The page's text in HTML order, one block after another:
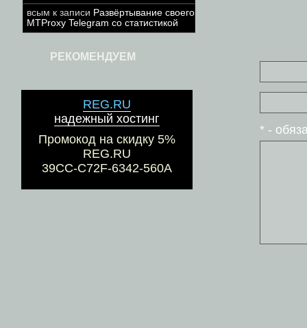
всым к записи Развёртывание своего
MTProxy Telegram со статистикой
РЕКОМЕНДУЕМ
REG.RU
надежный хостинг
Промокод на скидку 5%
REG.RU
39CC-C72F-6342-560A
* -